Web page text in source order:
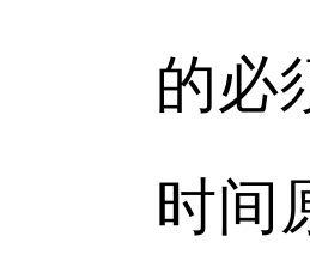
的必
时间